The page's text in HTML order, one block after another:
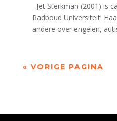
Jet Sterkman (2001) is
Radboud Universiteit.
andere over engelen,
« VORIGE PAGINA